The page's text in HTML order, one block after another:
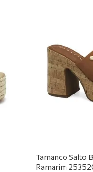
Tamanco Salto
Ramarim